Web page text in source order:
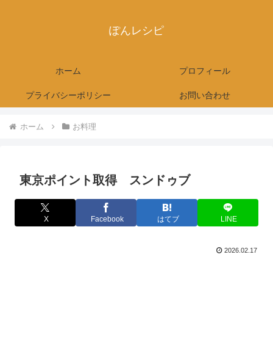
ぽんレシピ
ホーム プロフィール
プライバシーポリシー お問い合わせ
ホーム お料理
東京ポイント取得 スンドゥブ
X Facebook はてブ LINE
2026.02.17